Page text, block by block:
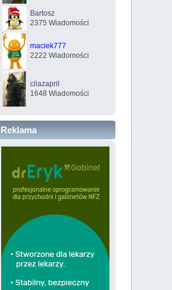
Bartosz
2375 Wiadomości
maciek777
2222 Wiadomości
cilazapril
1648 Wiadomości
Reklama